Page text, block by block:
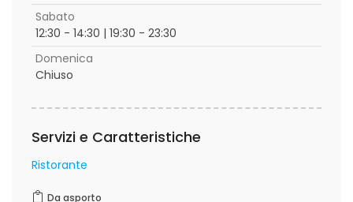
Sabato
12:30 - 14:30 | 19:30 - 23:30
Domenica
Chiuso
Servizi e Caratteristiche
Ristorante
Da asporto